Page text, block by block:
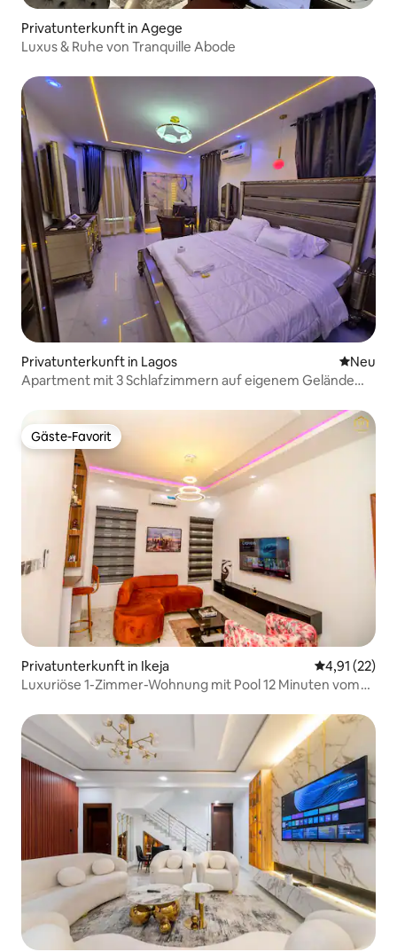
Privatunterkunft in Agege
Luxus & Ruhe von Tranquille Abode
Privatunterkunft in Lagos Neue
Neu
Apartment mit 3 Schlafzimmern auf eigenem Gelände
Gäste-Favorit
Gäste-Favorit
Privatunterkunft in Ikeja
4,91 (22)
Luxuriöse 1-Zimmer-Wohnung mit Pool 12 Minuten vom